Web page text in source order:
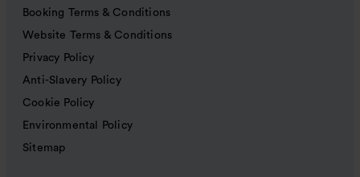
Booking Terms & Conditions
Website Terms & Conditions
Privacy Policy
Anti-Slavery Policy
Cookie Policy
Environmental Policy
Sitemap